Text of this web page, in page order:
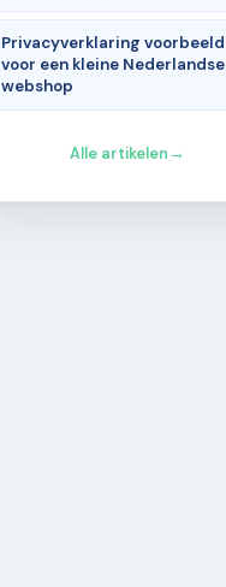
Privacyverklaring voorbeeld
voor een kleine Nederlandse
webshop
Alle artikelen